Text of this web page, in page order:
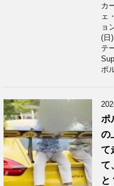
カ
ェ
ョ
(日
テ
ポ
ポ
の
て
て
と